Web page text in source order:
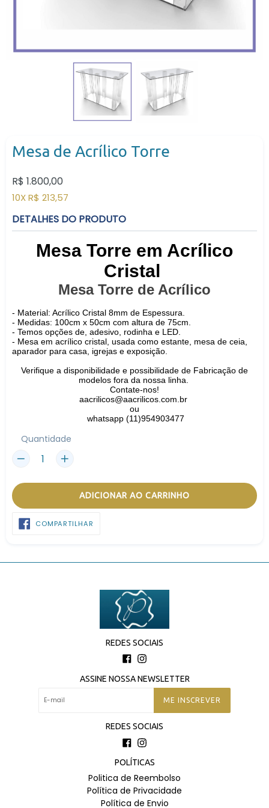
Mesa de Acrílico Torre
Preço
normal
R$ 1.800,00
10X R$ 213,57
DETALHES DO PRODUTO
Mesa Torre em Acrílico
Cristal
Mesa Torre de Acrílico
- Material: Acrílico Cristal 8mm de Espessura.
- Medidas: 100cm x 50cm com altura de 75cm.
- Temos opções de, adesivo, rodinha e LED.
- Mesa em acrílico cristal, usada como estante, mesa de ceia,
aparador para casa, igrejas e exposição.
Verifique a disponibilidade e possibilidade de Fabricação de
modelos fora da nossa linha.
Contate-nos!
aacrilicos@aacrilicos.com.br
ou
whatsapp (11)954903477
Quantidade
ADICIONAR AO CARRINHO
COMPARTILHAR
REDES SOCIAIS
Facebook
Instagram
ASSINE NOSSA NEWSLETTER
ME INSCREVER
REDES SOCIAIS
Facebook
Instagram
POLÍTICAS
Politica de Reembolso
Política de Privacidade
Política de Envio